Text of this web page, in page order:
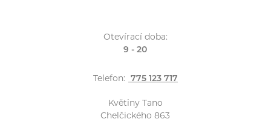
Otevírací doba:
9 - 20
Telefon: 775 123 717
Květiny Tano
Chelčického 863